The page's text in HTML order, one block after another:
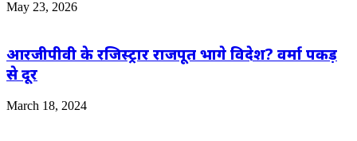
May 23, 2026
आरजीपीवी के रजिस्ट्रार राजपूत भागे विदेश? वर्मा पकड़
से दूर
March 18, 2024